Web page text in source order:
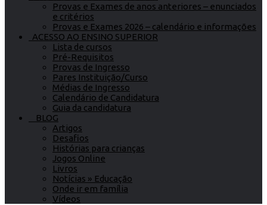
Provas e Exames de anos anteriores – enunciados
e critérios
Provas e Exames 2026 – calendário e informações
ACESSO AO ENSINO SUPERIOR
Lista de cursos
Pré-Requisitos
Provas de Ingresso
Pares Instituição/Curso
Médias de Ingresso
Calendário de Candidatura
Guia da candidatura
BLOG
Artigos
Desafios
Histórias para crianças
Jogos Online
Livros
Notícias » Educação
Onde ir em família
Vídeos